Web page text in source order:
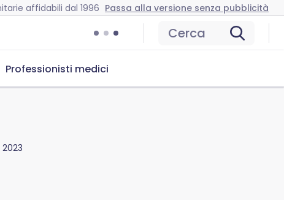
affidabili dal 1996 Passa alla versione senza pubblicità
Cerca
Professionisti medici